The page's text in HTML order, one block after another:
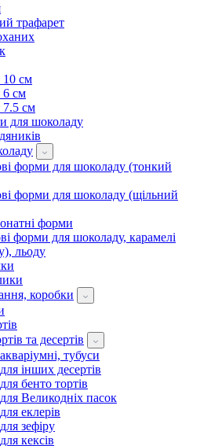
трафарет
10 см
6 см
7.5 см
для шоколаду
форми для шоколаду (тонкий
форми для шоколаду (щільний
форми
форми для шоколаду, карамелі
льоду
коробки
та десертів
тубуси
інших десертів
бенто тортів
Великодніх пасок
еклерів
зефіру
кексів